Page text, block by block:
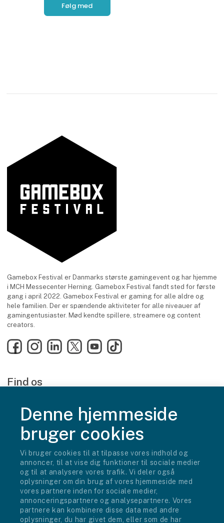
Denne hjemmeside
bruger cookies
Vi bruger cookies til at tilpasse vores indhold og
annoncer, til at vise dig funktioner til sociale medier
og til at analysere vores trafik. Vi deler også
oplysninger om din brug af vores hjemmeside med
vores partnere inden for sociale medier,
annonceringspartnere og analysepartnere. Vores
partnere kan kombinere disse data med andre
oplysninger, du har givet dem, eller som de har
Følg med
Gamebox Festival er Danmarks største gamingevent og har hjemme
i MCH Messecenter Herning. Gamebox Festival fandt sted for første
gang i april 2022. Gamebox Festival er gaming for alle aldre og
hele familien. Der er spændende aktiviteter for alle niveauer af
gamingentusiaster. Mød kendte spillere, streamere og content
creators.
FacebookInstagramLinkedIn
X YouTubeTikTok
Find os
Vardevej 1
7400 Herning
Danmark
Kontakt os
Telefon: +45 99 26 99 26
E-mail: info@gameboxfestival.dk
Mød os i 2027
Fredag d. 23. april kl. 15.00 - 20.00
Lørdag d. 24. april kl. 09.00 - 20.00